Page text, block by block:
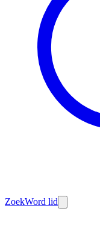
ZoekWord lid